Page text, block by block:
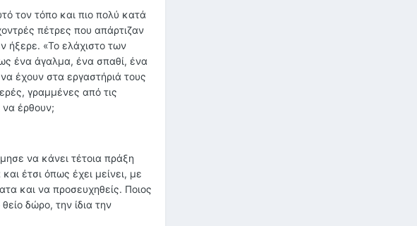
τον τόπο και πιο πολύ κατά
πέτρες που απάρτιζαν
ήξερε. «Το ελάχιστο των
ένα άγαλμα, ένα σπαθί, ένα
έχουν στα εργαστήριά τους
γραμμένες από τις
έρθουν;
να κάνει τέτοια πράξη
έτσι όπως έχει μείνει, με
και να προσευχηθείς. Ποιος
δώρο, την ίδια την